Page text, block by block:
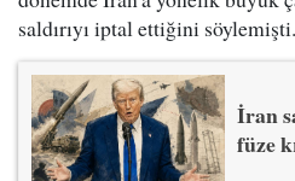
saldırıyı iptal ettiğini söylemişti.
İran
füze